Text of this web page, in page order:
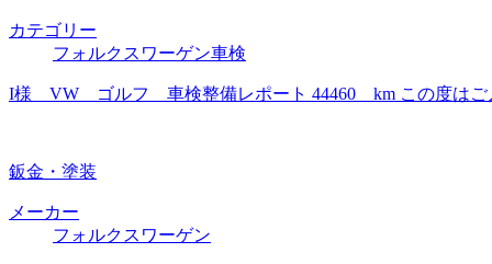
カテゴリー
フォルクスワーゲン車検
I様 VW ゴルフ 車検整備レポート 44460 km この度はご
鈑金・塗装
メーカー
フォルクスワーゲン